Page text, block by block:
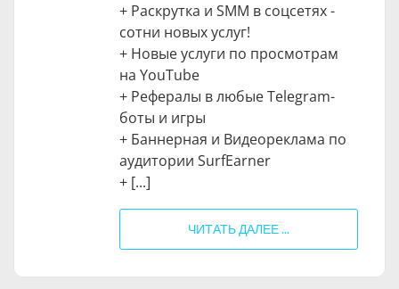
+ Раскрутка и SMM в соцсетях -
сотни новых услуг!
+ Новые услуги по просмотрам
на YouTube
+ Рефералы в любые Telegram-
боты и игры
+ Баннерная и Видеореклама по
аудитории SurfEarner
+ [...]
ЧИТАТЬ ДАЛЕЕ ...